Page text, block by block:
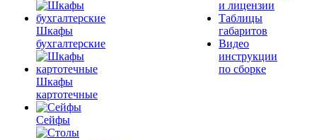
Шкафы
бухгалтерские
Шкафы
картотечные
Сейфы
и лицензии
Таблицы
габаритов
Видео
инструкции
по сборке